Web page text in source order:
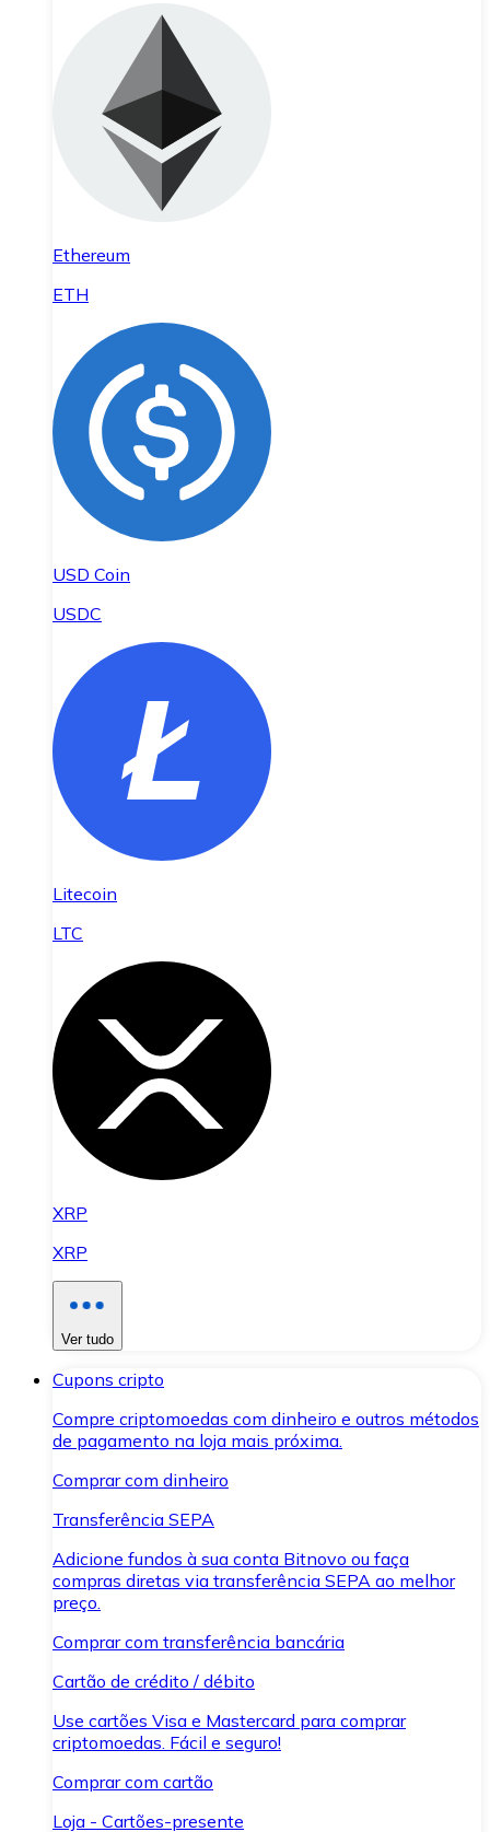
Ethereum
ETH
USD Coin
USDC
Litecoin
LTC
XRP
XRP
Ver tudo
Cupons cripto
Compre criptomoedas com dinheiro e outros métodos
de pagamento na loja mais próxima.
Comprar com dinheiro
Transferência SEPA
Adicione fundos à sua conta Bitnovo ou faça
compras diretas via transferência SEPA ao melhor
preço.
Comprar com transferência bancária
Cartão de crédito / débito
Use cartões Visa e Mastercard para comprar
criptomoedas. Fácil e seguro!
Comprar com cartão
Loja - Cartões-presente